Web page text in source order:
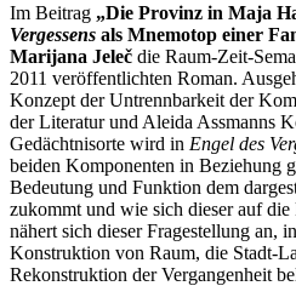
Im Beitrag „Die Provinz in Maja
Vergessens als Mnemotop einer
Marijana Jeleč die Raum-Zeit-
2011 veröffentlichten Roman.
Konzept der Untrennbarkeit der
der Literatur und Aleida Assmanns
Gedächtnisorte wird in Engel des
beiden Komponenten in Beziehung
Bedeutung und Funktion dem
zukommt und wie sich dieser auf
nähert sich dieser Fragestellung an,
Konstruktion von Raum, die Stadt-
Rekonstruktion der Vergangenheit